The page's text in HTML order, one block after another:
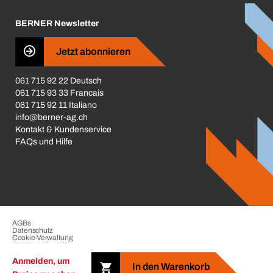
Anmelden, um
In den Warenkorb
Business Conduct
BERNER Newsletter
Jetzt abonnieren
061 715 92 22 Deutsch
061 715 93 33 Francais
061 715 92 11 Italiano
info@berner-ag.ch
Kontakt & Kundenservice
FAQs und Hilfe
AGBs
Datenschutz
Cookie-Verwaltung
Beschwerdeverfahren